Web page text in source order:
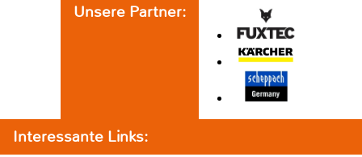
Unsere Partner:
Interessante Links: